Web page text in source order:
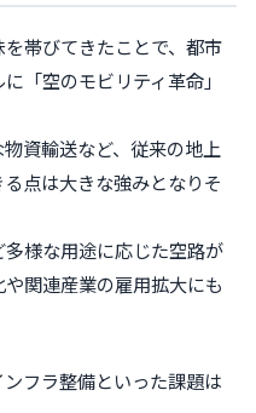
帯びてきたことで、都市
「空のモビリティ革命」
資輸送など、従来の地上
点は大きな強みとなりそ
様な用途に応じた空路が
関連産業の雇用拡大にも
フラ整備といった課題は